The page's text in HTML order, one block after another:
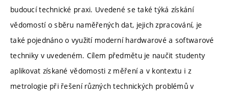
budoucí technické praxi. Uvedené se také týká získání
vědomostí o sběru naměřených dat, jejich zpracování, je
také pojednáno o využití moderní hardwarové a softwarové
techniky v uvedeném. Cílem předmětu je naučit studenty
aplikovat získané vědomosti z měření a v kontextu i z
metrologie při řešení různých technických problémů v